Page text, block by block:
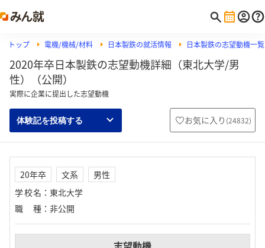
トップ 電機/機械/材料 日本製鉄の就活情報 日本製鉄の志望動機一覧
2020年卒日本製鉄の志望動機詳細（東北大学/男
性）（公開）
実際に企業に提出した志望動機
体験記を投稿する お気に入り (24832)
20年卒 文系
男性
学校名 ： 東北大学
職種 ： 非公開